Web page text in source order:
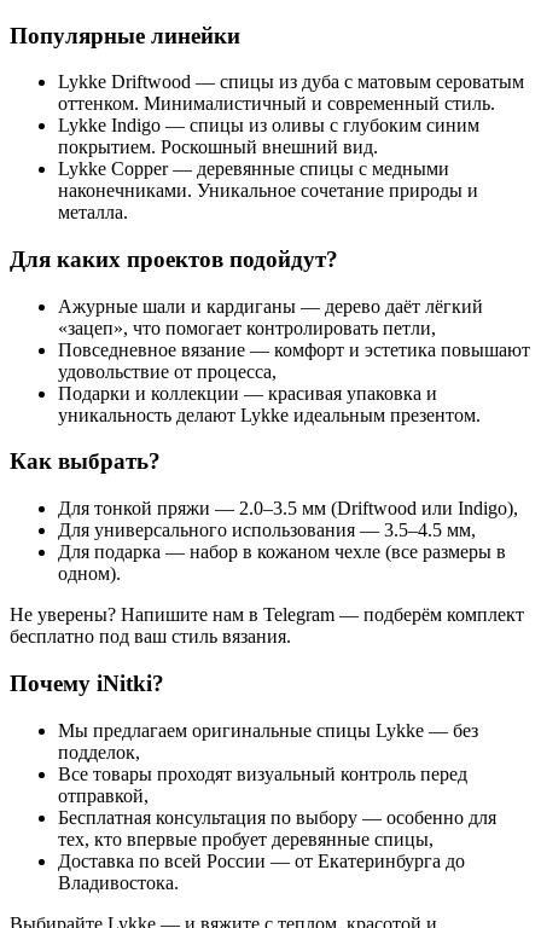
Популярные линейки
Lykke Driftwood — спицы из дуба с матовым сероватым
оттенком. Минималистичный и современный стиль.
Lykke Indigo — спицы из оливы с глубоким синим
покрытием. Роскошный внешний вид.
Lykke Copper— деревянные спицы с медными
наконечниками. Уникальное сочетание природы и
металла.
Для каких проектов подойдут?
Ажурные шали и кардиганы — дерево даёт лёгкий
«зацеп», что помогает контролировать петли,
Повседневное вязание — комфорт и эстетика повышают
удовольствие от процесса,
Подарки и коллекции — красивая упаковка и
уникальность делают Lykke идеальным презентом.
Как выбрать?
Для тонкой пряжи — 2.0–3.5 мм (Driftwood или Indigo),
Для универсального использования — 3.5–4.5 мм,
Для подарка — набор в кожаном чехле (все размеры в
одном).
Не уверены? Напишите нам в Telegram — подберём комплект
бесплатно под ваш стиль вязания.
Почему iNitki?
Мы предлагаем оригинальные спицы Lykke — без
подделок,
Все товары проходят визуальный контроль перед
отправкой,
Бесплатная консультация по выбору — особенно для
тех, кто впервые пробует деревянные спицы,
Доставка по всей России — от Екатеринбурга до
Владивостока.
Выбирайте Lykke — и вяжите с теплом, красотой и